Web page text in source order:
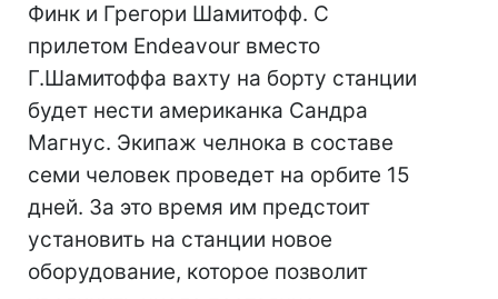
Финк и Грегори Шамитофф. С
прилетом Endeavour вместо
Г.Шамитоффа вахту на борту станции
будет нести американка Сандра
Магнус. Экипаж челнока в составе
семи человек проведет на орбите 15
дней. За это время им предстоит
установить на станции новое
оборудование, которое позволит